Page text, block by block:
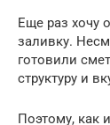
Еще раз хочу
заливку.
готовили
структуру и
Поэтому, как